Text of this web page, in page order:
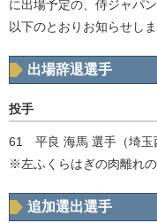
に出場予定の、侍ジャパ
以下のとおりお知らせしま
出場辞退選手
投手
61 平良 海馬 選手（埼玉
※左ふくらはぎの肉離れ
追加選出選手